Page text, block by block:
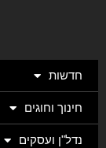
חדשות
חינוך וחוגים
נדל"ן ועסקים